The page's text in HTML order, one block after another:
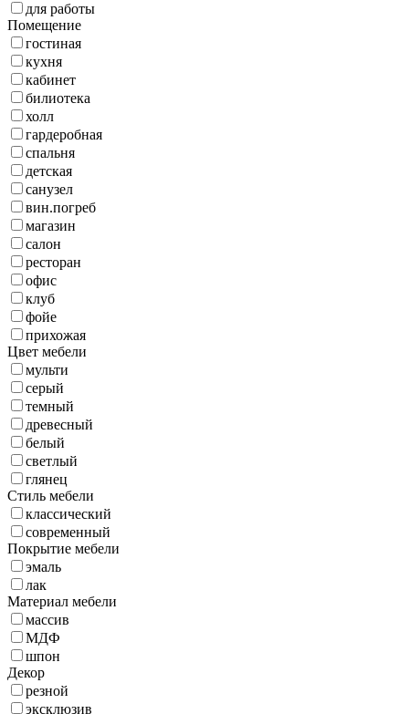
для работы
Помещение
гостиная
кухня
кабинет
билиотека
холл
гардеробная
спальня
детская
санузел
вин.погреб
магазин
салон
ресторан
офис
клуб
фойе
прихожая
Цвет мебели
мульти
серый
темный
древесный
белый
светлый
глянец
Стиль мебели
классический
современный
Покрытие мебели
эмаль
лак
Материал мебели
массив
МДФ
шпон
Декор
резной
эксклюзив